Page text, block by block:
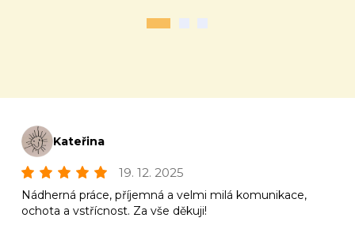
Kateřina
19. 12. 2025
Nádherná práce, příjemná a velmi milá komunikace,
ochota a vstřícnost. Za vše děkuji!